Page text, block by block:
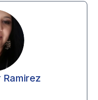
Ramirez